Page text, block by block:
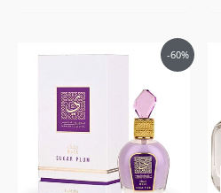
-60%
$450,000.
precio
actual
es:
$179,900.